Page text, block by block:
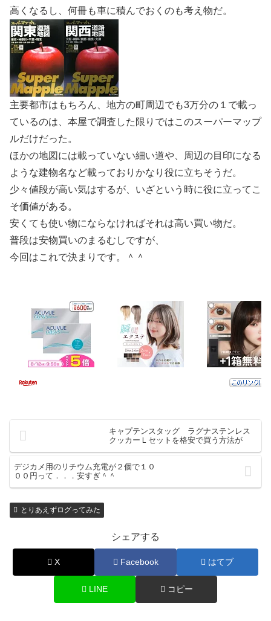
高くなるし、何冊も車に積んでおくのも考え物だ。
主要都市はもちろん、地方の町周辺でも3万分の１で載っ
ているのは、本屋で調査した限りではこのスーパーマップ
ルだけだった。
ほかの地図には載っていない細い道や、周辺の目印になる
ような建物名など載っておりかなり役に立ちそうだ。
少々値段が高い気はするが、いざという時に役に立ってこ
そ価値がある。
安くても使い物にならなければそれは高い買い物だ。
普段は安物買いのまるむしですが、
今回はこれで決まりです。＾＾
キャプテンスタッグ ラグナステンレス
クッカーＬセットを格安で買う方法が
デジカメ用のリチウム充電が２個で１０
００円って．．．安すぎ＾＾
とりあえずログってみた
シェアする
X Facebook はてブ
LINE コピー